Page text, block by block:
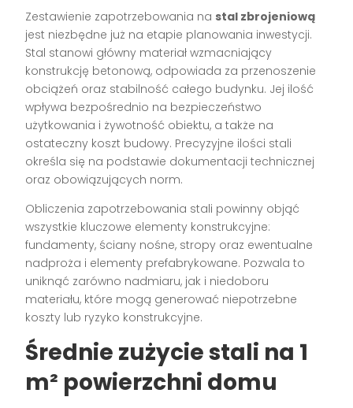
Zestawienie zapotrzebowania na stal zbrojeniową
jest niezbędne już na etapie planowania inwestycji.
Stal stanowi główny materiał wzmacniający
konstrukcję betonową, odpowiada za przenoszenie
obciążeń oraz stabilność całego budynku. Jej ilość
wpływa bezpośrednio na bezpieczeństwo
użytkowania i żywotność obiektu, a także na
ostateczny koszt budowy. Precyzyjne ilości stali
określa się na podstawie dokumentacji technicznej
oraz obowiązujących norm.
Obliczenia zapotrzebowania stali powinny objąć
wszystkie kluczowe elementy konstrukcyjne:
fundamenty, ściany nośne, stropy oraz ewentualne
nadproża i elementy prefabrykowane. Pozwala to
uniknąć zarówno nadmiaru, jak i niedoboru
materiału, które mogą generować niepotrzebne
koszty lub ryzyko konstrukcyjne.
Średnie zużycie stali na 1
m² powierzchni domu